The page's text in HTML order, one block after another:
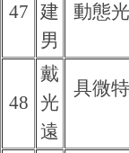
47 建
男
動態
48
戴
光
遠
具微